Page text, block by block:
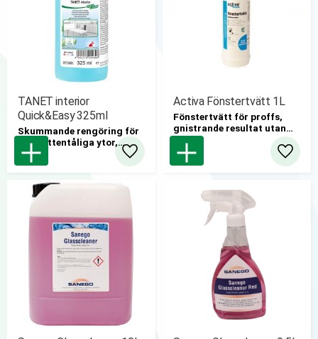
TANET interior
Quick&Easy 325ml
Skummande rengöring för
alla vattentåliga ytor,
perfekt till ytrengöring.Lägg till i favoriter
Activa Fönstertvätt 1L
Fönstertvätt för proffs,
gnistrande resultat utan
ränder.
6 st/kartong
Lägg